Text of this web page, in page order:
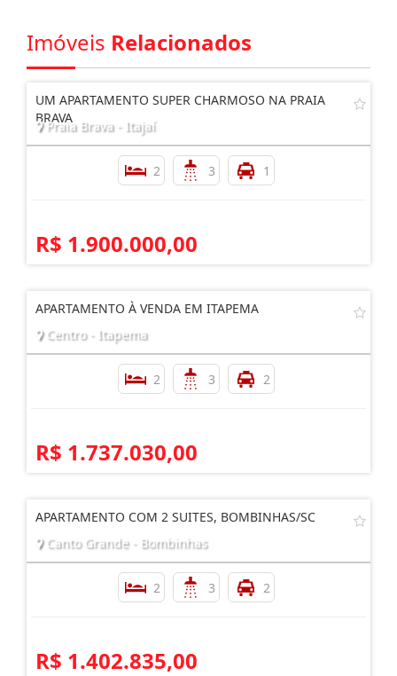
Imóveis Relacionados
UM APARTAMENTO SUPER CHARMOSO NA PRAIA
BRAVA
Praia Brava - Itajaí
2 3 1
R$ 1.900.000,00
APARTAMENTO À VENDA EM ITAPEMA
Centro - Itapema
2 3 2
R$ 1.737.030,00
APARTAMENTO COM 2 SUITES, BOMBINHAS/SC
Canto Grande - Bombinhas
2 3 2
R$ 1.402.835,00